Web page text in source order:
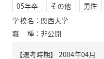
05年卒 その他
男性
学校名 ： 関西大学
職種 ： 非公開